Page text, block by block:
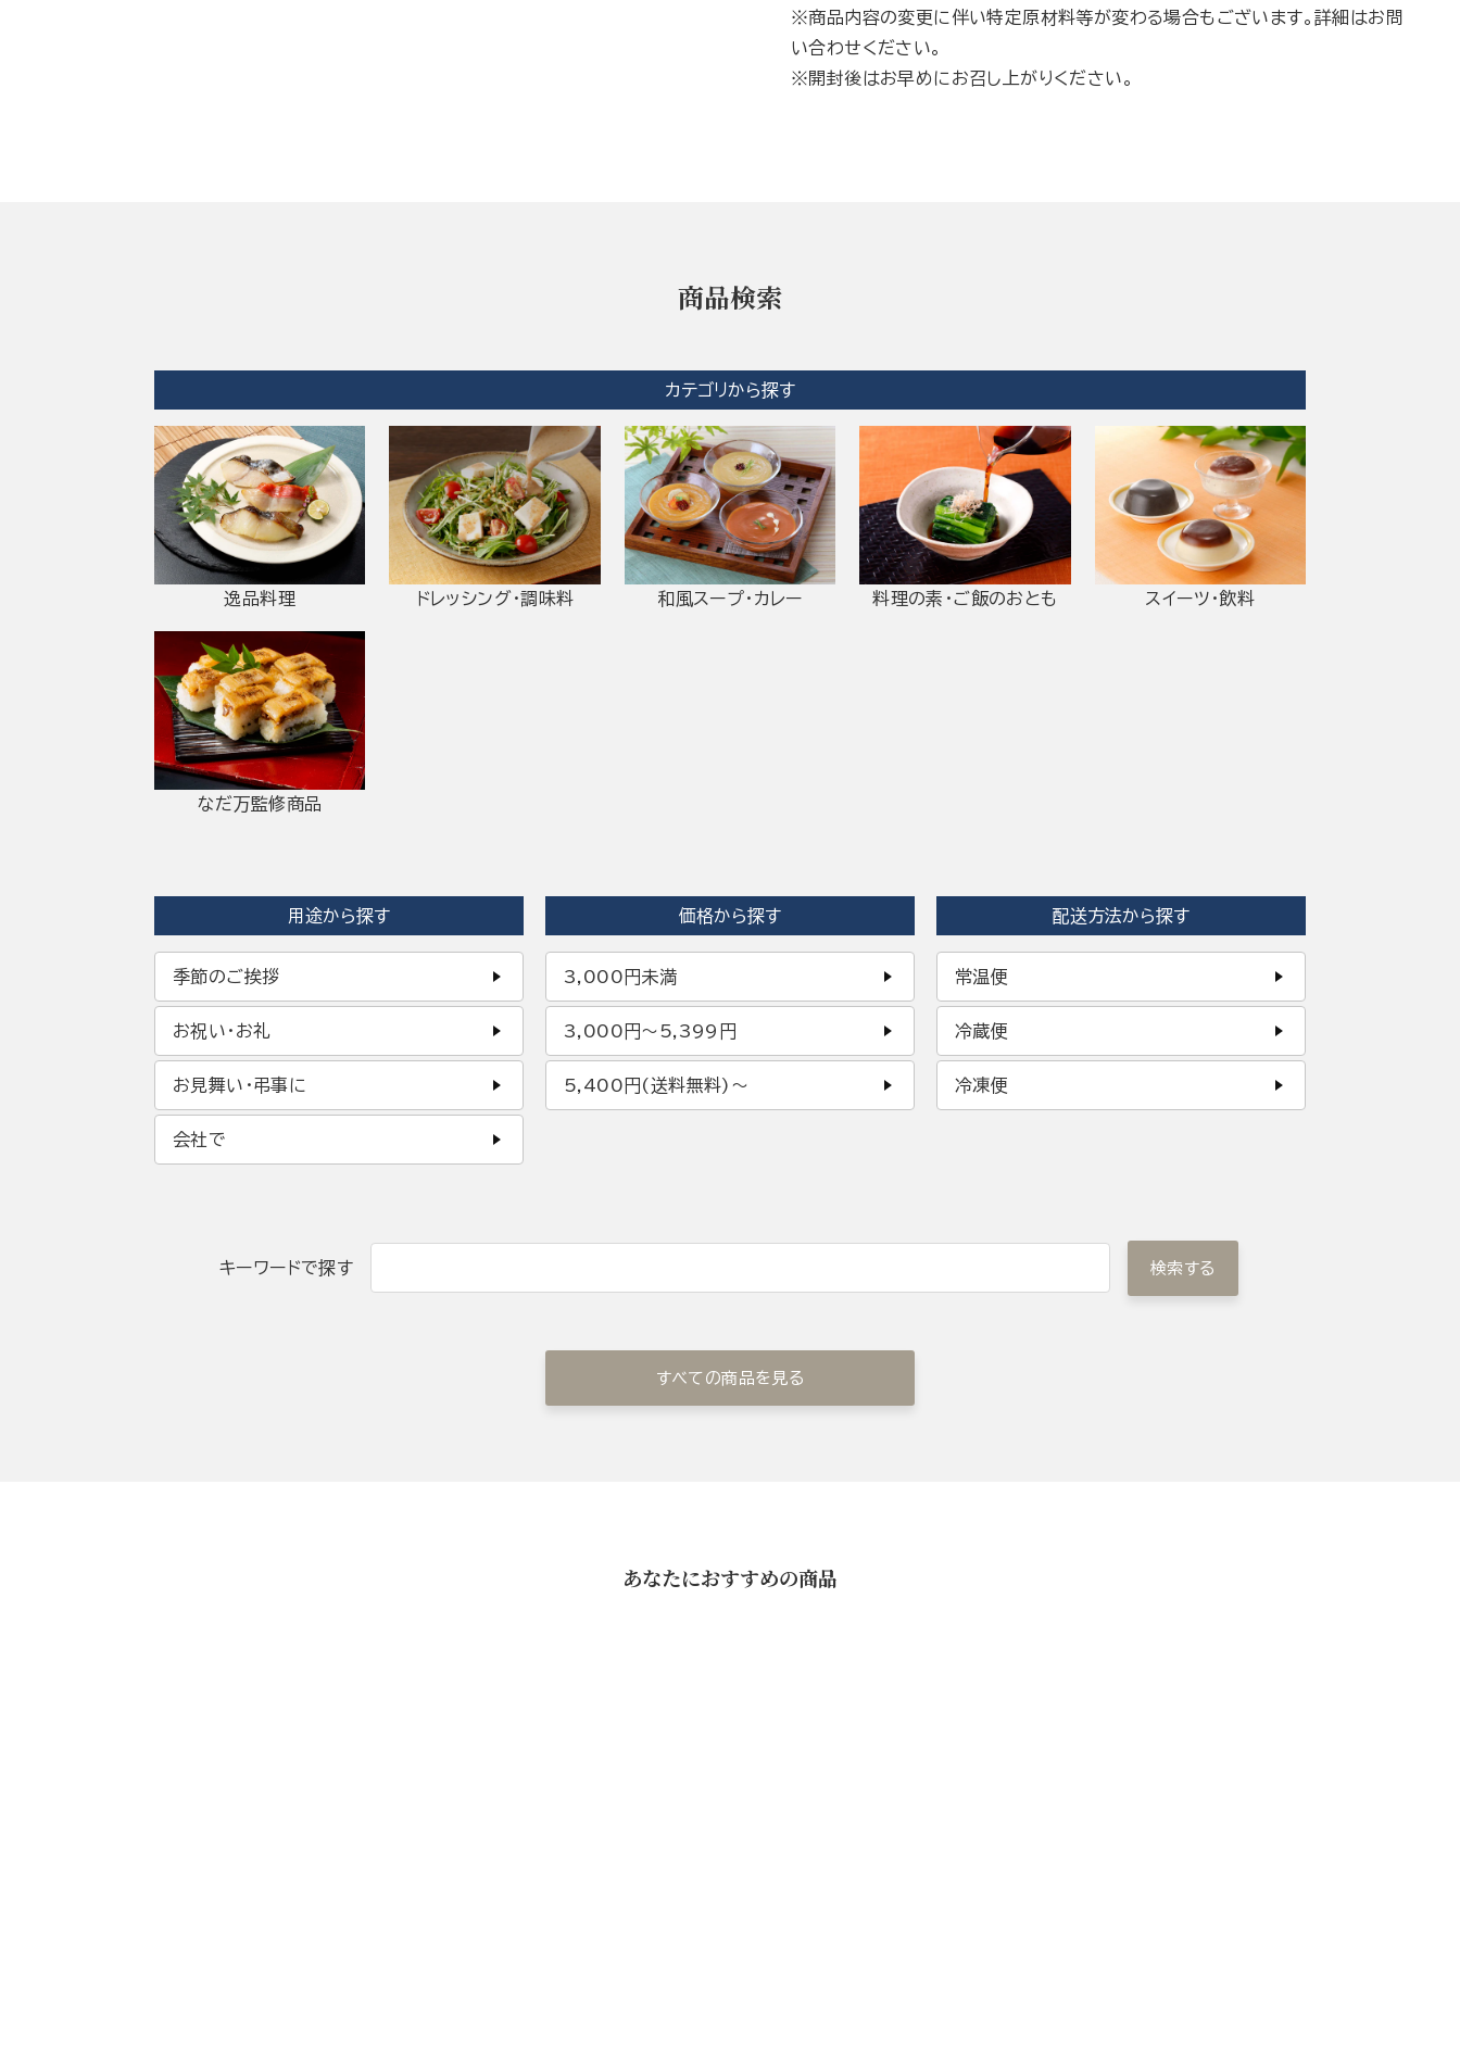
※商品内容の変更に伴い特定原材料等が変わる場合もございます。詳細はお問
い合わせください。
※開封後はお早めにお召し上がりください。
商品検索
カテゴリから探す
逸品料理 ドレッシング・調味料 和風スープ・カレー 料理の素・ご飯のおとも スイーツ・飲料
なだ万監修商品
用途から探す
季節のご挨拶
お祝い・お礼
お見舞い・弔事に
会社で
価格から探す
3,000円未満
3,000円〜5,399円
5,400円(送料無料)〜
配送方法から探す
常温便
冷蔵便
冷凍便
キーワードで探す 検索する
すべての商品を見る
あなたにおすすめの商品